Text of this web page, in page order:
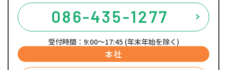
086-435-1277
受付時間：9:00～17:45 (年末年始を除く)
本社